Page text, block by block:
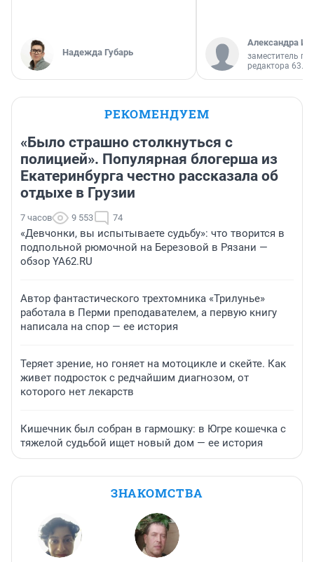
Надежда Губарь
Александра
заместитель
редактора 63.RU
РЕКОМЕНДУЕМ
«Было страшно столкнуться с
полицией». Популярная блогерша из
Екатеринбурга честно рассказала об
отдыхе в Грузии
7 часов 9 553 74
«Девчонки, вы испытываете судьбу»: что творится в
подпольной рюмочной на Березовой в Рязани —
обзор YA62.RU
Автор фантастического трехтомника «Трилунье»
работала в Перми преподавателем, а первую книгу
написала на спор — ее история
Теряет зрение, но гоняет на мотоцикле и скейте. Как
живет подросток с редчайшим диагнозом, от
которого нет лекарств
Кишечник был собран в гармошку: в Югре кошечка с
тяжелой судьбой ищет новый дом — ее история
ЗНАКОМСТВА